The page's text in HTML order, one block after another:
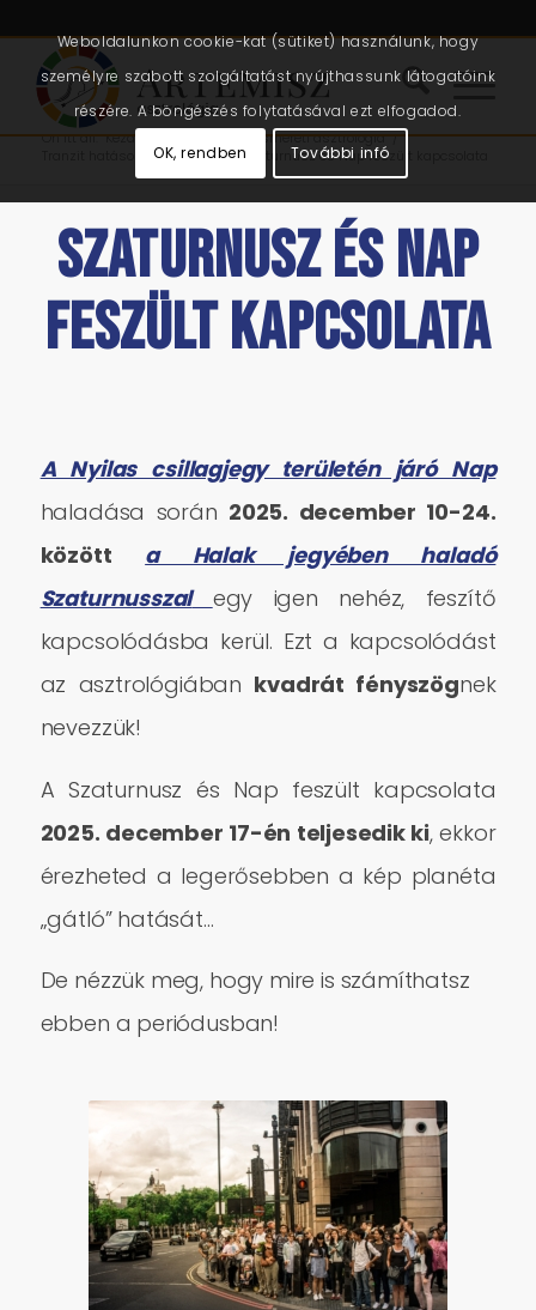
Ön itt áll: Kezdőlap Önismereti asztrológia /
Tranzit hatások, beszámolók /Szaturnusz és Nap feszült kapcsolata
SZATURNUSZ ÉS NAP
FESZÜLT KAPCSOLATA
A Nyilas csillagjegy területén járó Nap
haladása során 2025. december 10-24.
között a Halak jegyében haladó
Szaturnusszal
egy igen nehéz, feszítő
kapcsolódásba kerül. Ezt a kapcsolódást
az asztrológiában kvadrát fényszögnek
nevezzük!
A Szaturnusz és Nap feszült kapcsolata
2025. december 17-én teljesedik ki, ekkor
érezheted a legerősebben a kép planéta
„gátló” hatását…
De nézzük meg, hogy mire is számíthatsz
ebben a periódusban!
Weboldalunkon cookie-kat (sütiket) használunk, hogy
személyre szabott szolgáltatást nyújthassunk látogatóink
részére. A böngészés folytatásával ezt elfogadod.
OK, rendben További infó